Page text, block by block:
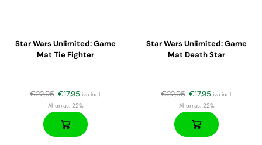
Star Wars Unlimited: Game
Mat Tie Fighter
€22,95 €17,95 iva incl.
Ahorras:22%
Star Wars Unlimited: Game
Mat Death Star
€22,95 €17,95 iva incl.
Ahorras:22%